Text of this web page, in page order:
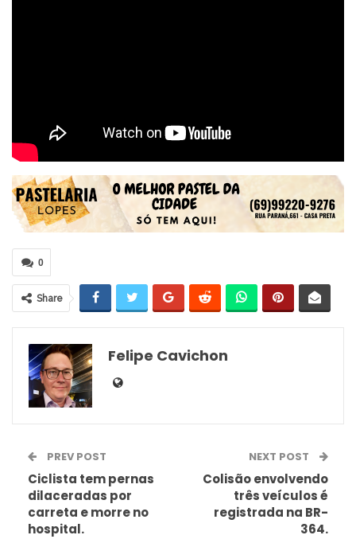
0
Share
Felipe Cavichon
PREV POST
Ciclista tem pernas
dilaceradas por
carreta e morre no
hospital.
NEXT POST
Colisão envolvendo
três veículos é
registrada na BR-
364.